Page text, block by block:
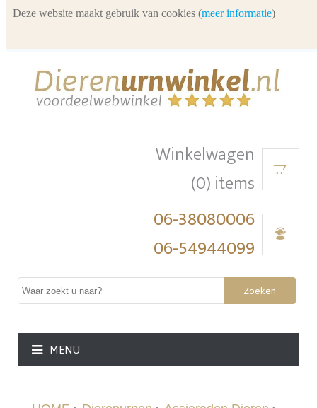
Winkelwagen
(0) items
06-38080006
06-54944099
Zoeken
MENU
Deze website maakt gebruik van cookies (meer informatie)